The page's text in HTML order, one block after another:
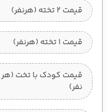
قیمت 2 تخته (هرنفر)
قیمت 1 تخته (هرنفر)
قیمت کودک با تخت (هر
نفر)